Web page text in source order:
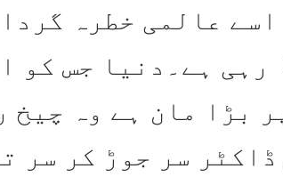
عالمی خطرہ
رہی ہے۔دنیا جس کو
بڑا مان ہے وہ چیخ
سر جوڑ کر سر